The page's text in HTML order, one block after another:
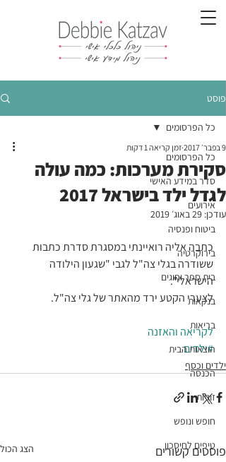
פוסט
כל הפרסומים
סדר במידע האישי
אירועים
ביטוח ופנסיה
בירוקרטיה
בית ספר וחוגים
בנקאות
בריאות
הוצאות הבית
הכנסה
זוגיות
חופש ונופש
טיפים לחיסכון
כל הפרסומים
סקירת מערכות: כמה עולה
לגדל ילד בישראל 2017
9 בפבר׳ 2017 זמן קריאה 1 דקות
עודכן: 29 באוג׳ 2019
כתבה אליה רואיינתי במסגרת סדרת כתבות
ששודרה בגלי צה"ל לגבי "שגעון הילודה
הישראלי".
לצערי הקטע ירד מהאתר של גלי צה"ל.
לקריאה והאזנה
#ילדים
ילדים וכסף
פוסטים קשורים הצג הכול